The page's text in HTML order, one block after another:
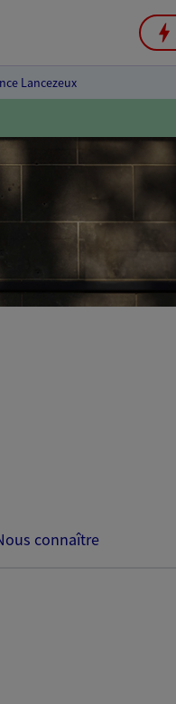
Lancezeux
connaître